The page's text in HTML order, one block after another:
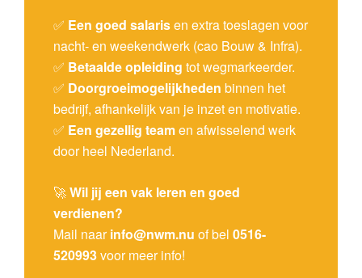
✅ Een goed salarisen extra toeslagen voor
nacht- en weekendwerk (cao Bouw & Infra).
✅ Betaalde opleiding tot wegmarkeerder.
✅ Doorgroeimogelijkheden binnen het
bedrijf, afhankelijk van je inzet en motivatie.
✅ Een gezellig teamen afwisselend werk
door heel Nederland.
🚀Wil jij een vak leren en goed
verdienen?
Mail naarinfo@nwm.nu of bel 0516-
520993voor meer info!